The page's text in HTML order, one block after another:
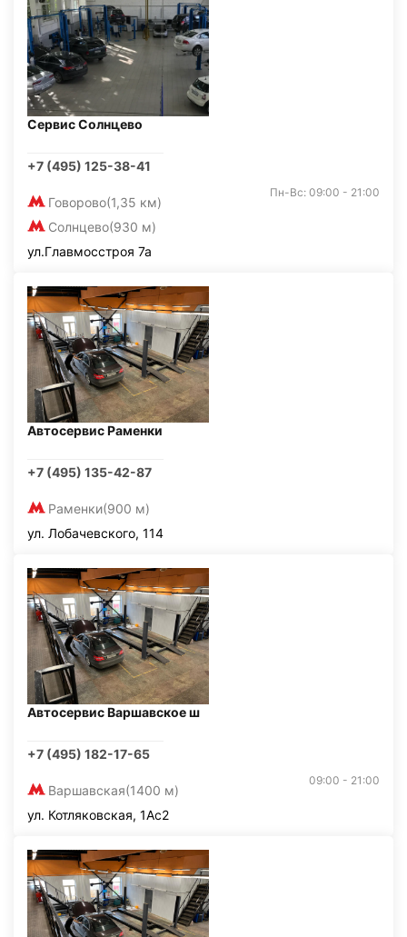
Сервис Солнцево
+7 (495) 125-38-41
Говорово(1,35 км)
Солнцево(930 м)
Пн-Вс: 09:00 - 21:00
ул.Главмосстроя 7а
Автосервис Раменки
+7 (495) 135-42-87
Раменки(900 м)
ул. Лобачевского, 114
Автосервис Варшавское ш
+7 (495) 182-17-65
Варшавская(1400 м)
09:00 - 21:00
ул. Котляковская, 1Ас2